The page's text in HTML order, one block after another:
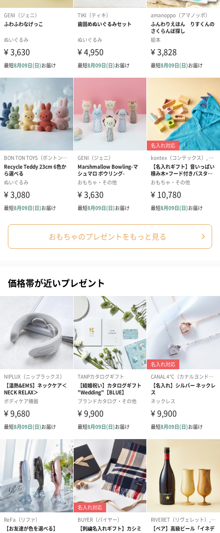
結婚祝い（結婚御祝）
（110円）
出産祝い（御出産祝）
（110円）
金銀結び切り(
い用)（寿）（
出産祝いちょい足しギフト
出産祝いギフトへの＋αにおすすめです。お母様にもお子様にも嬉
しいギフトオプションをご用意いたしました。
商品と同梱してお届けいたします。
（2,702円）
ツティー（562円）
ヒー（875円）
出産祝いギフトへの＋αにおすすめです。新生児〜1歳ごろまでの
商品と同梱してお届けいたします。
スタイ（ブルー）
（2,310円）
ソックス（ピンク）
（1,650円）
ソックス（ブ
（1,650円）
生花
生花のブーケを同梱します。
※9-15時にご注文いただく場合、最短のお届け可能日が通常より
も1日遅くなります。
おもちゃのプレゼントをもっと見る
価格帯が近いプレゼント